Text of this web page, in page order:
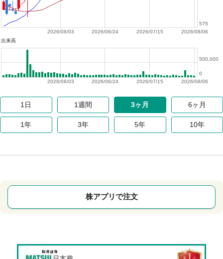
2026/08/06
2026/07/15
2026/06/24
2026/06/03
575
出来高
2026/08/06
2026/07/15
2026/06/24
2026/06/03
0
500,000
1日 1週間 3ヶ月 6ヶ月
1年 3年 5年 10年
株アプリで注文